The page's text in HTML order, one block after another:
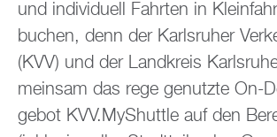
und in­di­vi­du­ell Fahr­ten in
bu­chen, denn der Karls­ru­her
(KVV) und der Land­kreis
mein­sam das rege ge­nutz­te On-
ge­bot KVV.​MyShuttle auf den